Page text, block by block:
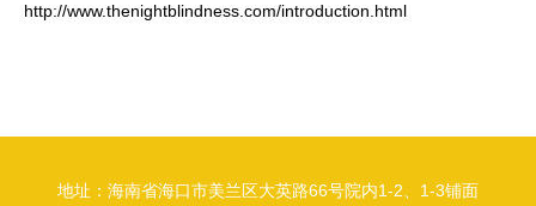
http://www.thenightblindness.com/introduction.html
地址：海南省海口市美兰区大英路66号院内1-2、1-3铺面